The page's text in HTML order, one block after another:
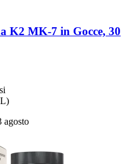
K2 MK-​7 in Gocce, 30
agosto